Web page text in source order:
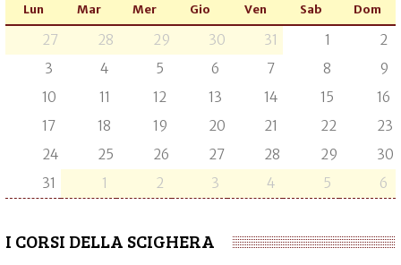
Lun Mar Mer Gio Ven Sab Dom
27 28 29 30 31 1
2
3
4 5 6 7 8
9
10
11 12 13 14 15
16
17
18 19 20 21 22
23
24
25 26 27 28 29
30
31
1 2 3 4 5 6
I CORSI DELLA SCIGHERA